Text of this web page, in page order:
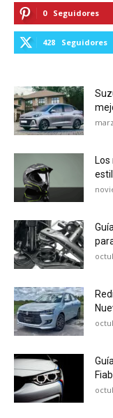
0 Seguidores
428 Seguidores